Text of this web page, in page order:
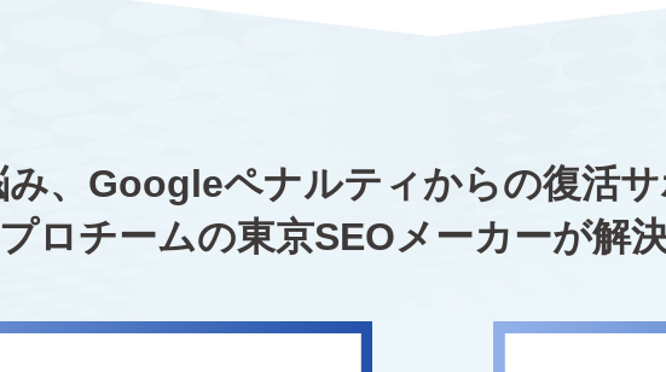
み、Googleペナルティからの復活
プロチームの東京SEOメーカーが解